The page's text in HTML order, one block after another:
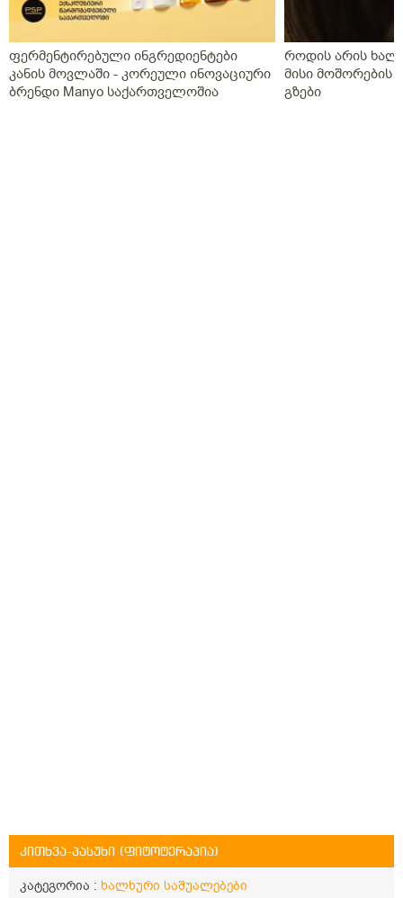
დაუმაგრდა ეს გვირგვინი და კიდევ თვეები ან წლები
რომ არ მოძვრეს, ამდენ ხანს შეიძლება დროებითი
ცემენტით დამაგრებული მეტალოკერამიკის
გვირგვინები ატაროს?
ფერმენტირებული ინგრედიენტები
კანის მოვლაში - კორეული ინოვაციური
ბრენდი Manyo საქართველოშია
როდის არის
მისი მოშორების
გზები
კითხვა-პასუხი (ფიტოტერაპია)
კატეგორია : ხალხური საშუალებები